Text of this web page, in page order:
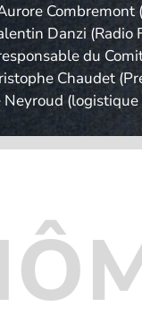
Danzi
du
Chaudet